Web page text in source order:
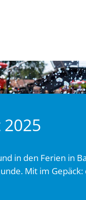
in den Ferien in
Mit im